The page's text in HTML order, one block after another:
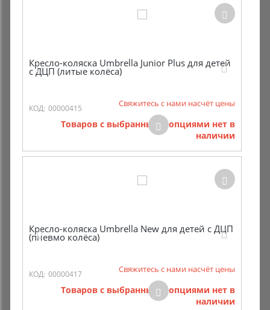
Кресло-коляска Umbrella Junior Plus для детей
с ДЦП (литые колёса)
КОД: 00000415 Свяжитесь с нами насчёт цены
Товаров с выбранными опциями нет в
наличии
Кресло-коляска Umbrella New для детей с ДЦП
(пневмо колёса)
КОД: 00000417 Свяжитесь с нами насчёт цены
Товаров с выбранными опциями нет в
наличии